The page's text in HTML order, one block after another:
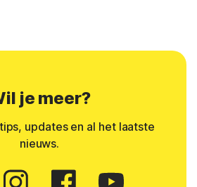
je meer?
updates en al het laatste
nieuws.